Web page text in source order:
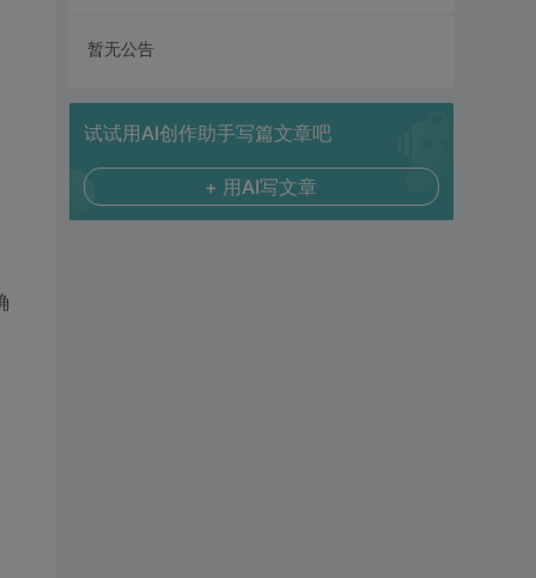
暂无公告
试试用AI创作助手写篇文章吧
+ 用AI写文章